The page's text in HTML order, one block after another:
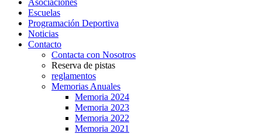
Asociaciones
Escuelas
Programación Deportiva
Noticias
Contacto
Contacta con Nosotros
Reserva de pistas
reglamentos
Memorias Anuales
Memoria 2024
Memoria 2023
Memoria 2022
Memoria 2021